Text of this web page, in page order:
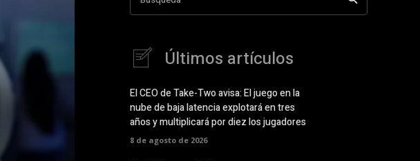
Últimos artículos
El CEO de Take-Two avisa: El juego en la
nube de baja latencia explotará en tres
años y multiplicará por diez los jugadores
8 de agosto de 2026